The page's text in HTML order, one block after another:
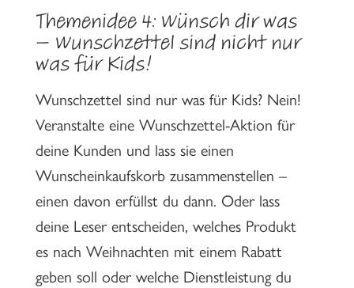
Themenidee 4: Wünsch dir was
– Wunschzettel sind nicht nur
was für Kids!
Wunschzettel sind nur was für Kids? Nein!
Veranstalte eine Wunschzettel-Aktion für
deine Kunden und lass sie einen
Wunscheinkaufskorb zusammenstellen –
einen davon erfüllst du dann. Oder lass
deine Leser entscheiden, welches Produkt
es nach Weihnachten mit einem Rabatt
geben soll oder welche Dienstleistung du